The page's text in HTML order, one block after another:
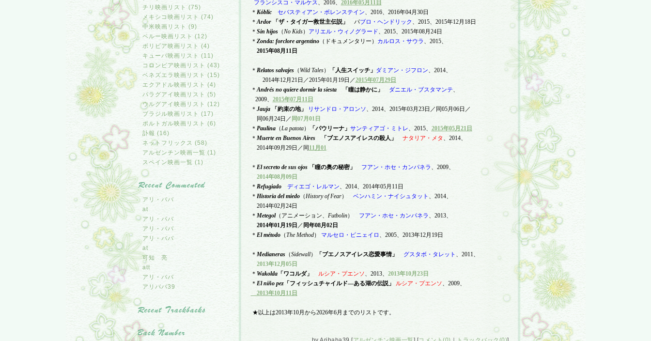
チリ映画リスト (75)
メキシコ映画リスト (74)
中米映画リスト (9)
ペルー映画リスト (12)
ボリビア映画リスト (4)
キューバ映画リスト (11)
コロンビア映画リスト (43)
ベネズエラ映画リスト (15)
エクアドル映画リスト (4)
パラグアイ映画リスト (5)
ウルグアイ映画リスト (12)
ブラジル映画リスト (17)
ポルトガル映画リスト (6)
訃報 (16)
ネットフリックス (58)
アルゼンチン映画一覧 (1)
スペイン映画一覧 (1)
アリ・ババ
at
アリ・ババ
アリ・ババ
アリ・ババ
at
可知 亮
att
アリ・ババ
アリババ39
フランシスコ・マルケス、 2016、 2016年05月 11日
＊ Kóblic セバスティアン・ボレンステイン、 2016、 2016年04月 30日
＊Ardor 「ザ・タイガー救世主伝説」 パブロ・ヘンドリック 、 2015、 2015年12月 18日
＊ Sin hijos（No Kids） アリエル・ウィノグラード、 2015、 2015年08月 24日
＊ Zonda: forclore argentino（ドキュメンタリー） カルロス・サウラ 、 2015、
2015年08月 11日
＊ Relatos salvajes（ Wild Tales） 「 人生スイッチ」 ダミアン・ジフロン、 2014、
2014年12月 21日／2015年01月 19日／2015年07月 29日
＊Andrés no quiere dormir la siesta 「 瞳は静かに」 ダニエル・ブスタマンテ、
2009、 2015年07月 11日
＊ Jauja 「約束の地」 リサンドロ・アロンソ、 2014、 2015年03月 23日／同05月 06日／
同06月 24日／ 同07月 01日
＊ Paulina（La patota） 「パウリーナ」 サンティアゴ・ミトレ、 2015、 2015年05月 21日
＊ Muerte en Buenos Aires 「ブエノスアイレスの殺人」 ナタリア・メタ 、 2014、
2014年09月 29日／同 11月 01
＊ El secreto de sus ojos 「瞳の奥の秘密」 フアン・ホセ・カンパネラ 、 2009、
2014年08月 09日
＊ Refugiado ディエゴ・レルマン、 2014、 2014年05月 11日
＊ Historia del miedo（History of Fear） ベンハミン・ナイシュタット 、 2014、
2014年02月 24日
＊ Metegol（アニメーション、 Futbolin） フアン・ホセ・カンパネラ 、 2013、
2014年01月 19日 ／ 同年08月 02日
＊ El método（The Method） マルセロ・ピニェイロ 、 2005、 2013年12月 19日
＊ Medianeras（Sidewall） 「ブエノスアイレス恋愛事情」 グスタボ・タレット 、 2011、
2013年12月 05日
＊ Wakolda「ワコルダ」 ルシア・プエンソ、 2013、 2013年10月 23日
＊ El niño pez「 フィッシュチャイルド―ある湖の伝説」 ルシア・プエンソ、 2009、
2013年10月 11日
★以上は2013年10月から2026年6月までのリストです。